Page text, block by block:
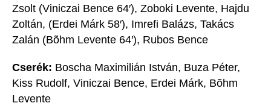
Zsolt (Viniczai Bence 64′), Zoboki Levente, Hajdu
Zoltán, (Erdei Márk 58′), Imrefi Balázs, Takács
Zalán (Bõhm Levente 64′), Rubos Bence
Cserék: Boscha Maximilián István, Buza Péter,
Kiss Rudolf, Viniczai Bence, Erdei Márk, Bõhm
Levente